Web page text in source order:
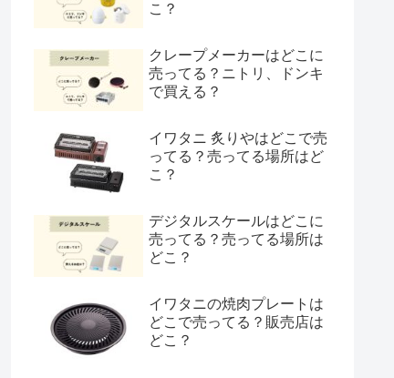
こ？
クレープメーカーはどこに
売ってる？ニトリ、ドンキ
で買える？
イワタニ 炙りやはどこで売
ってる？売ってる場所はど
こ？
デジタルスケールはどこに
売ってる？売ってる場所は
どこ？
イワタニの焼肉プレートは
どこで売ってる？販売店は
どこ？